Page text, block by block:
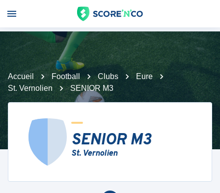
Accueil Football Clubs
Eure
St. Vernolien
SENIOR M3
SENIOR M3
St. Vernolien